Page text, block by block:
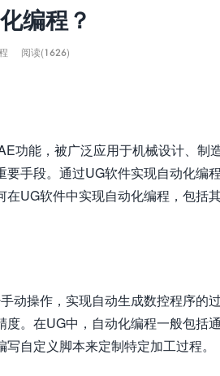
编程？
阅读(1626)
功能，被广泛应用于机械设计、制
手段。通过UG软件实现自动化编
UG软件中实现自动化编程，包括其
动操作，实现自动生成数控程序的
。在UG中，自动化编程一般包括
自定义脚本来定制特定加工过程。